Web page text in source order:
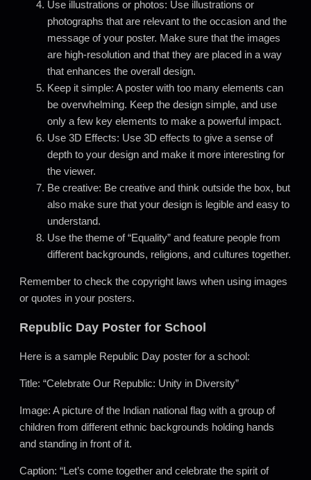
Use illustrations or photos: Use illustrations or
photographs that are relevant to the occasion and the
message of your poster. Make sure that the images
are high-resolution and that they are placed in a way
that enhances the overall design.
Keep it simple: A poster with too many elements can
be overwhelming. Keep the design simple, and use
only a few key elements to make a powerful impact.
Use 3D Effects: Use 3D effects to give a sense of
depth to your design and make it more interesting for
the viewer.
Be creative: Be creative and think outside the box, but
also make sure that your design is legible and easy to
understand.
Use the theme of “Equality” and feature people from
different backgrounds, religions, and cultures together.
Remember to check the copyright laws when using images
or quotes in your posters.
Republic Day Poster for School
Here is a sample Republic Day poster for a school:
Title: “Celebrate Our Republic: Unity in Diversity”
Image: A picture of the Indian national flag with a group of
children from different ethnic backgrounds holding hands
and standing in front of it.
Caption: “Let’s come together and celebrate the spirit of